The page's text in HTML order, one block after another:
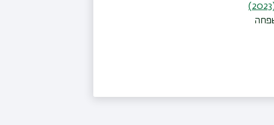
זכה בפרס גולדברג והתפרסם השנה (2023)